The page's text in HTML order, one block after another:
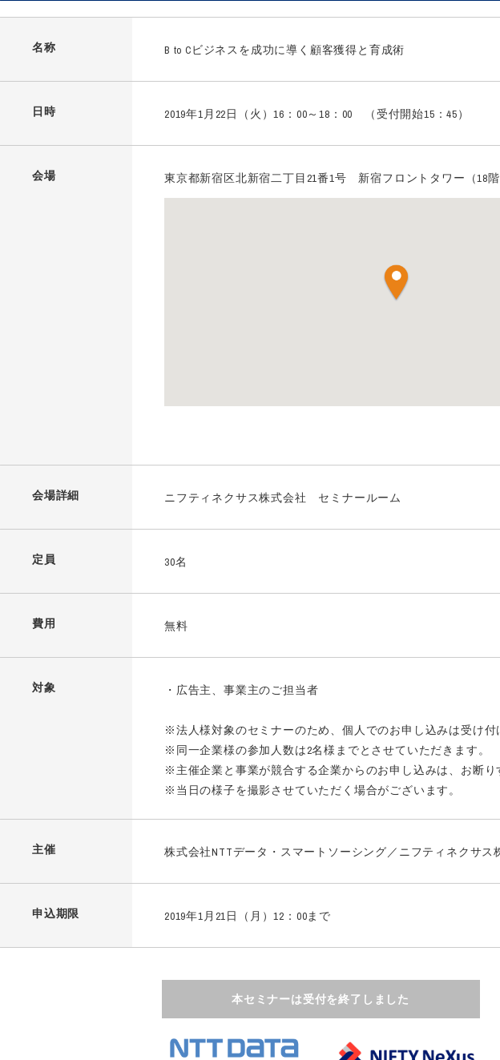
名称 B to Cビジネスを成功に導く顧客獲得と育成術
日時 2019年1月22日（火）16：00～18：00 （受付開始15：45）
会場 東京都新宿区北新宿二丁目21番1号 新宿フロントタワー（18
会場詳細 ニフティネクサス株式会社 セミナールーム
定員 30名
費用 無料
対象 ・広告主、事業主のご担当者
※法人様対象のセミナーのため、個人でのお申し込みは受け
※同一企業様の参加人数は2名様までとさせていただきます。
※主催企業と事業が競合する企業からのお申し込みは、お断
※当日の様子を撮影させていただく場合がございます。
主催 株式会社NTTデータ・スマートソーシング／ニフティネクサス
申込期限 2019年1月21日（月）12：00まで
本セミナーは受付を終了しました